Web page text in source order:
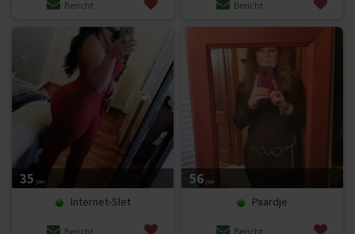
Bericht Bericht
35 jaar
Internet-Slet
Bericht
56 jaar
Paardje
Bericht